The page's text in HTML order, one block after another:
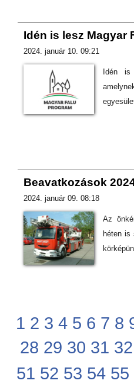
Idén is lesz Magyar
2024. január 10. 09:21
Idén is
Beavatkozások
2024. január 09. 08:18
Az
héten is
1 2 3 4 5 6 7 8
28 29 30 31 32
51 52 53 54 55